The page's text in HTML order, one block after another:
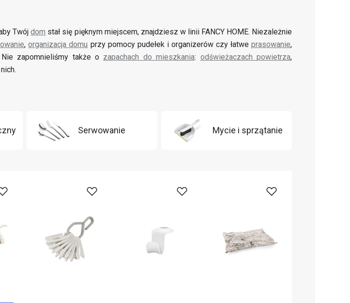
Twójdom stał się pięknym miejscem, znajdziesz w linii FANCY HOME. Niezależnie
,organizacja domu przy pomocy pudełek i organizerów czy łatweprasowanie,
zapomnieliśmy także o zapachach do mieszkania: odświeżaczach powietrza,
Serwowanie Mycie i sprzątanie